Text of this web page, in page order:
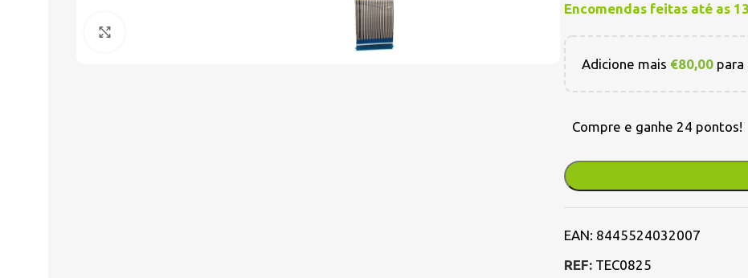
Encomendas feitas até as
Adicione mais €80,00 para
Compre e ganhe 24 pontos!
EAN: 8445524032007
REF: TEC0825